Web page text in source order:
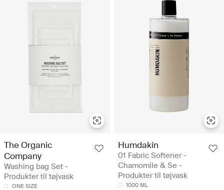
The Organic
Company
Washing bag Set -
Produkter til tøjvask
ONE SIZE
Humdakin
01 Fabric Softener -
Chamomile & Se -
Produkter til tøjvask
1000 ML